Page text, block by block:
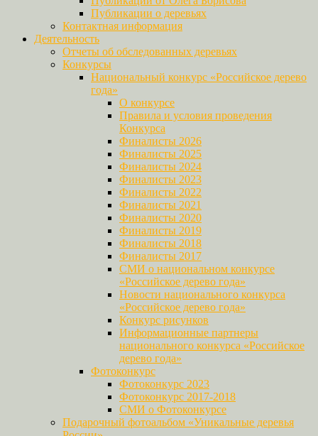
Публикации о деревьях
Контактная информация
Деятельность
Отчеты об обследованных деревьях
Конкурсы
Национальный конкурс «Российское дерево
года»
О конкурсе
Правила и условия проведения
Конкурса
Финалисты 2026
Финалисты 2025
Финалисты 2024
Финалисты 2023
Финалисты 2022
Финалисты 2021
Финалисты 2020
Финалисты 2019
Финалисты 2018
Финалисты 2017
СМИ о национальном конкурсе
«Российское дерево года»
Новости национального конкурса
«Российское дерево года»
Конкурс рисунков
Информационные партнеры
национального конкурса «Российское
дерево года»
Фотоконкурс
Фотоконкурс 2023
Фотоконкурс 2017-2018
СМИ о Фотоконкурсе
Подарочный фотоальбом «Уникальные деревья